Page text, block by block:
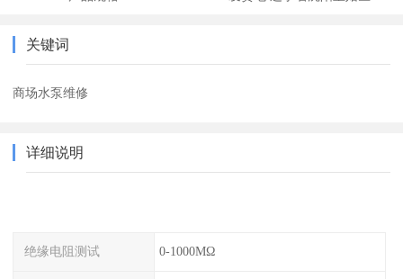
关键词
商场水泵维修
详细说明
绝缘电阻测试 0-1000MΩ